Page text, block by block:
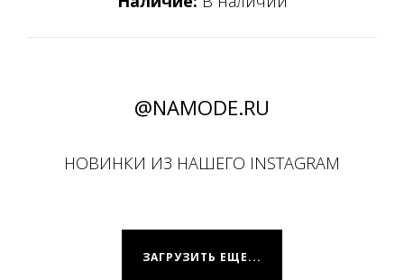
@NAMODE.RU
НОВИНКИ ИЗ НАШЕГО INSTAGRAM
ЗАГРУЗИТЬ ЕЩЕ...